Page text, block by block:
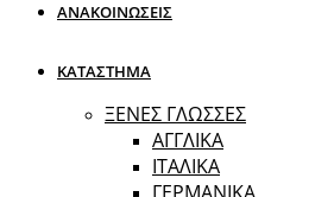
ΑΝΑΚΟΙΝΩΣΕΙΣ
ΚΑΤΑΣΤΗΜΑ
ΞΕΝΕΣ ΓΛΩΣΣΕΣ
ΑΓΓΛΙΚΑ
ΙΤΑΛΙΚΑ